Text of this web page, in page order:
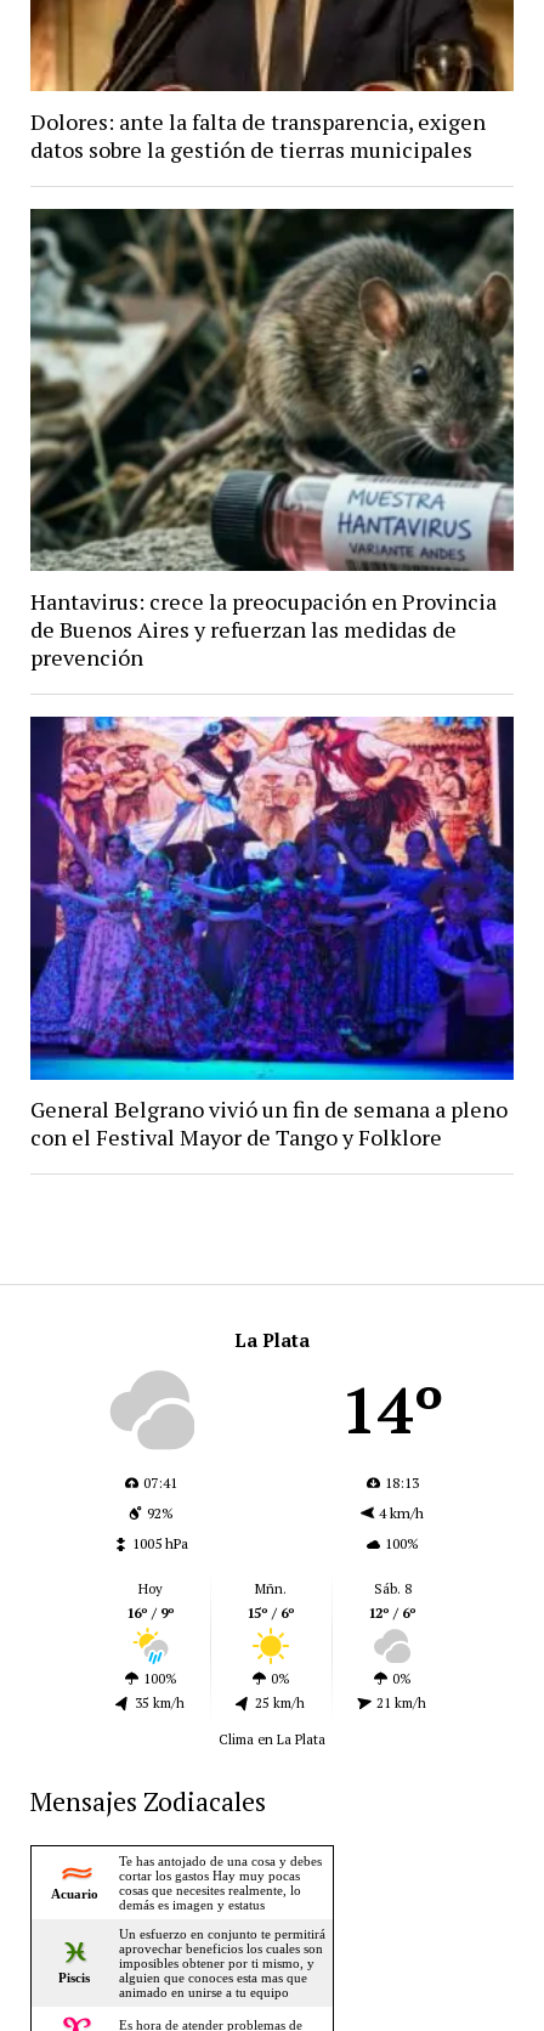
La Plata
14º
07:41
18:13
92%
4 km/h
1005 hPa
100%
Hoy
16º / 9º
100%
35 km/h
Mñn.
15º / 6º
0%
25 km/h
Sáb. 8
12º / 6º
0%
21 km/h
Clima en La Plata
Mensajes Zodiacales
Dolores: ante la falta de transparencia, exigen
datos sobre la gestión de tierras municipales
Hantavirus: crece la preocupación en Provincia
de Buenos Aires y refuerzan las medidas de
prevención
General Belgrano vivió un fin de semana a pleno
con el Festival Mayor de Tango y Folklore